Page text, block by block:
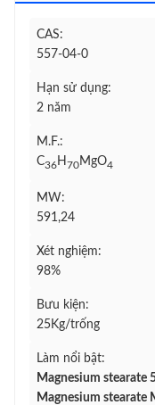
CAS:
557-04-0
Hạn sử dụng:
2 năm
M.F.:
C36H 70MgO4
MW:
591,24
Xét nghiệm:
98%
Bưu kiện:
25Kg/trống
Làm nổi bật:
Magnesium stearate
Magnesium stearate